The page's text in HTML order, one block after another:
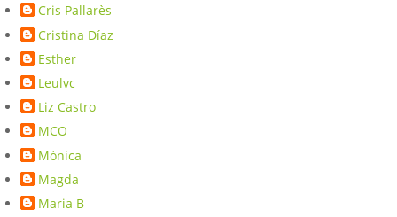
Cris Pallarès
Cristina Díaz
Esther
Leulvc
Liz Castro
MCO
Mònica
Magda
Maria B